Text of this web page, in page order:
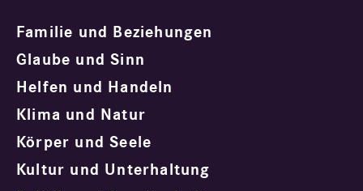
Familie und Beziehungen
Glaube und Sinn
Helfen und Handeln
Klima und Natur
Körper und Seele
Kultur und Unterhaltung